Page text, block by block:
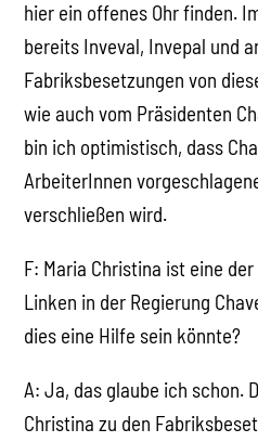
hier ein offenes Ohr finden.
bereits Inveval, Invepal und
Fabriksbesetzungen von
wie auch vom Präsidenten
bin ich optimistisch, dass
ArbeiterInnen
verschließen wird.
F: Maria Christina ist eine
Linken in der Regierung
dies eine Hilfe sein könnte?
A: Ja, das glaube ich schon.
Christina zu den